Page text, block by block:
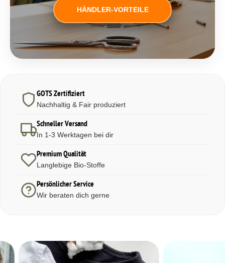
HÄNDLER-VORTEILE
GOTS Zertifiziert
Nachhaltig & Fair produziert
Schneller Versand
In 1-3 Werktagen bei dir
Premium Qualität
Langlebige Bio-Stoffe
Persönlicher Service
Wir beraten dich gerne